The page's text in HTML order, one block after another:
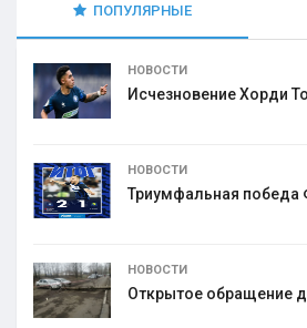
ПОПУЛЯРНЫЕ
НОВОСТИ
Исчезновение Хорди
НОВОСТИ
Триумфальная победа
НОВОСТИ
Открытое обращение